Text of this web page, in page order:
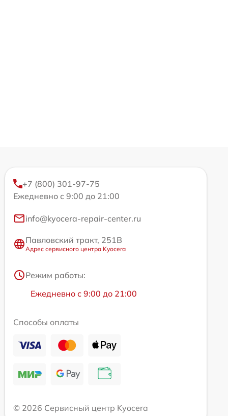
+7 (800) 301-97-75
Ежедневно с 9:00 до 21:00
info@kyocera-repair-center.ru
Павловский тракт, 251В
Адрес сервисного центра Kyocera
Режим работы:
Ежедневно с 9:00 до 21:00
Способы оплаты
© 2026 Сервисный центр Kyocera